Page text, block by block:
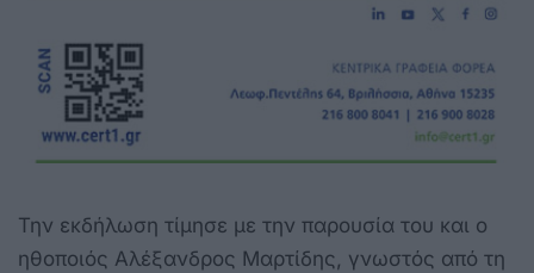
Την εκδήλωση τίμησε με την παρουσία του και ο
ηθοποιός Αλέξανδρος Μαρτίδης, γνωστός από τη